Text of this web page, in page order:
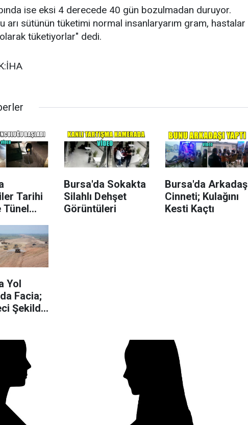
ise eksi 4 derecede 40 gün bozulmadan duruyor.
arı sütünün tüketimi normal insanlaryarım gram, hastalar
tüketiyorlar" dedi.
Tarihi
Tünel
Bursa'da Sokakta
Silahlı Dehşet
Görüntüleri
Bursa'da Arkadaş
Cinneti; Kulağını
Kesti Kaçtı
Yol
Facia;
Şekilde